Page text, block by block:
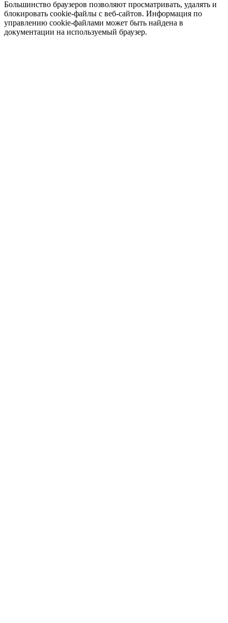
Большинство браузеров позволяют просматривать, удалять и
блокировать cookie-файлы c веб-сайтов. Информация по
управлению cookie-файлами может быть найдена в
документации на используемый браузер.